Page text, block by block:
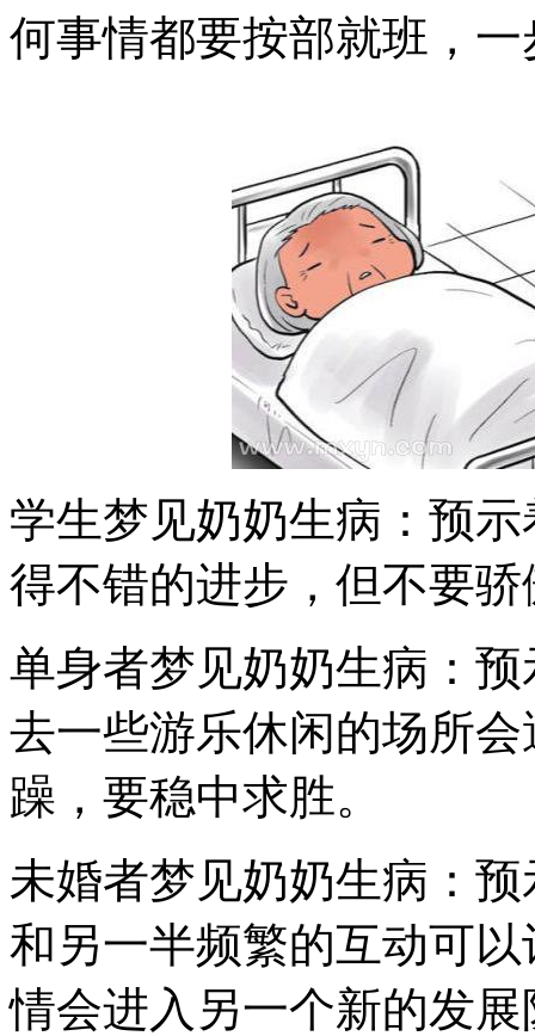
何事情都要按部就班，
学生梦见奶奶生病：预
得不错的进步，但不要骄
单身者梦见奶奶生病：
去一些游乐休闲的场所
躁，要稳中求胜。
未婚者梦见奶奶生病：
和另一半频繁的互动可
情会进入另一个新的发